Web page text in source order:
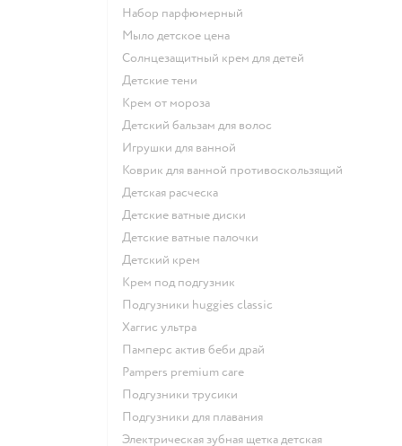
набор парфюмерный
мыло детское цена
солнцезащитный крем для детей
детские тени
крем от мороза
детский бальзам для волос
игрушки для ванной
коврик для ванной противоскользящий
детская расческа
детские ватные диски
детские ватные палочки
детский крем
крем под подгузник
подгузники huggies classic
хаггис ультра
памперс актив беби драй
pampers premium care
подгузники трусики
подгузники для плавания
электрическая зубная щетка детская